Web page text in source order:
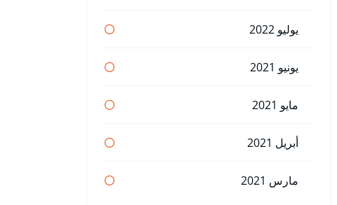
يوليو 2022
يونيو 2021
مايو 2021
أبريل 2021
مارس 2021